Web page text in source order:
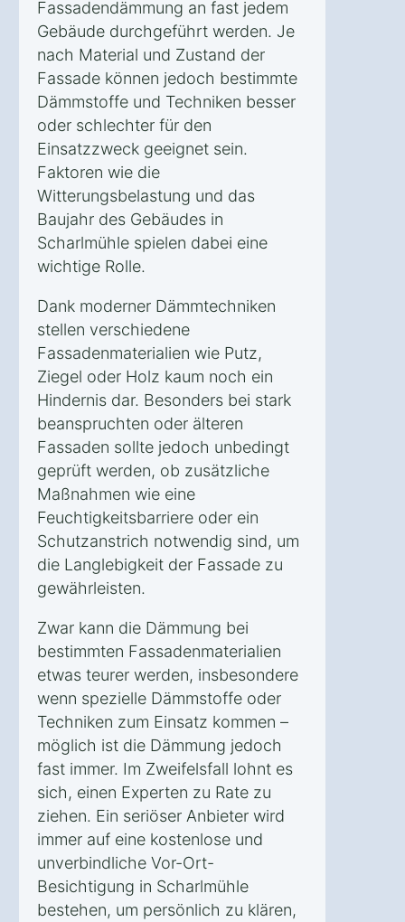
Fassadendämmung an fast jedem
Gebäude durchgeführt werden. Je
nach Material und Zustand der
Fassade können jedoch bestimmte
Dämmstoffe und Techniken besser
oder schlechter für den
Einsatzzweck geeignet sein.
Faktoren wie die
Witterungsbelastung und das
Baujahr des Gebäudes in
Scharlmühle spielen dabei eine
wichtige Rolle.
Dank moderner Dämmtechniken
stellen verschiedene
Fassadenmaterialien wie Putz,
Ziegel oder Holz kaum noch ein
Hindernis dar. Besonders bei stark
beanspruchten oder älteren
Fassaden sollte jedoch unbedingt
geprüft werden, ob zusätzliche
Maßnahmen wie eine
Feuchtigkeitsbarriere oder ein
Schutzanstrich notwendig sind, um
die Langlebigkeit der Fassade zu
gewährleisten.
Zwar kann die Dämmung bei
bestimmten Fassadenmaterialien
etwas teurer werden, insbesondere
wenn spezielle Dämmstoffe oder
Techniken zum Einsatz kommen –
möglich ist die Dämmung jedoch
fast immer. Im Zweifelsfall lohnt es
sich, einen Experten zu Rate zu
ziehen. Ein seriöser Anbieter wird
immer auf eine kostenlose und
unverbindliche Vor-Ort-
Besichtigung in Scharlmühle
bestehen, um persönlich zu klären,